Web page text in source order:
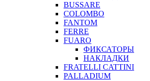
BUSSARE
COLOMBO
FANTOM
FERRE
FUARO
ФИКСАТОРЫ
НАКЛАДКИ
FRATELLI CATTINI
PALLADIUM